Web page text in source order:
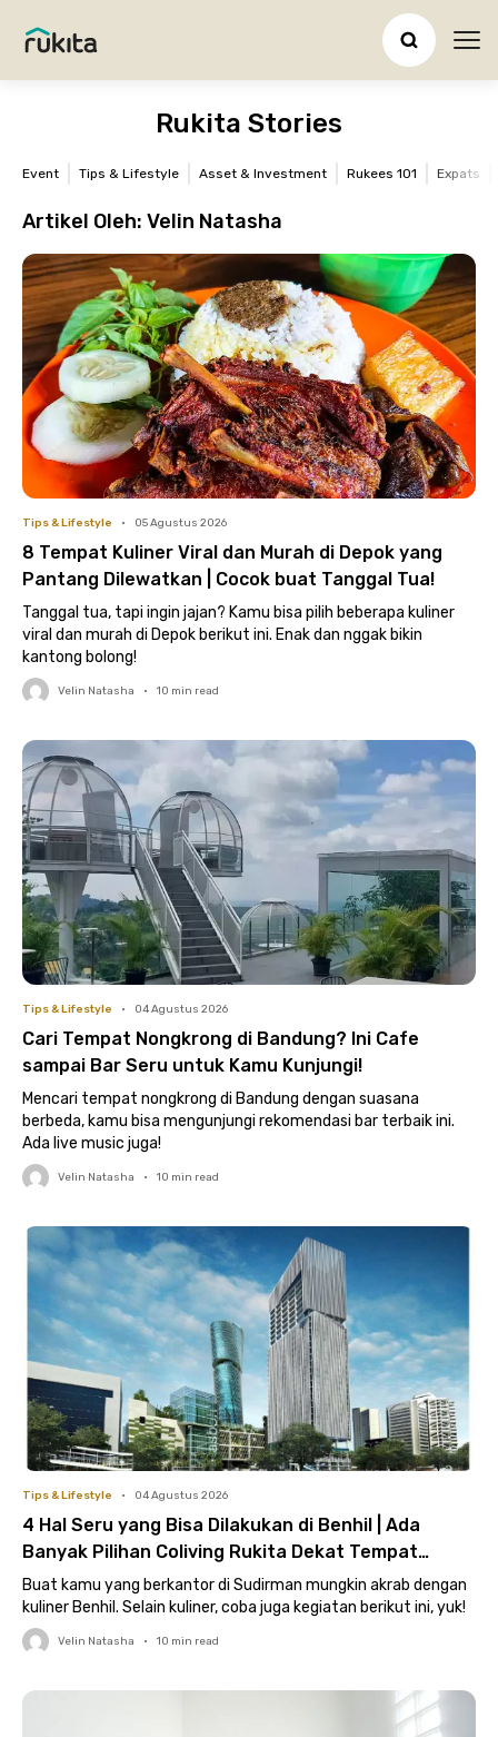
Rukita Stories
Event Tips & Lifestyle Asset & Investment Rukees 101 Expats
Artikel Oleh: Velin Natasha
Tips & Lifestyle • 05 Agustus 2026
8 Tempat Kuliner Viral dan Murah di Depok yang
Pantang Dilewatkan | Cocok buat Tanggal Tua!
Tanggal tua, tapi ingin jajan? Kamu bisa pilih beberapa kuliner
viral dan murah di Depok berikut ini. Enak dan nggak bikin
kantong bolong!
Velin Natasha • 10 min read
Tips & Lifestyle • 04 Agustus 2026
Cari Tempat Nongkrong di Bandung? Ini Cafe
sampai Bar Seru untuk Kamu Kunjungi!
Mencari tempat nongkrong di Bandung dengan suasana
berbeda, kamu bisa mengunjungi rekomendasi bar terbaik ini.
Ada live music juga!
Velin Natasha • 10 min read
Tips & Lifestyle • 04 Agustus 2026
4 Hal Seru yang Bisa Dilakukan di Benhil | Ada
Banyak Pilihan Coliving Rukita Dekat Tempat
Hangout
Buat kamu yang berkantor di Sudirman mungkin akrab dengan
kuliner Benhil. Selain kuliner, coba juga kegiatan berikut ini, yuk!
Velin Natasha • 10 min read